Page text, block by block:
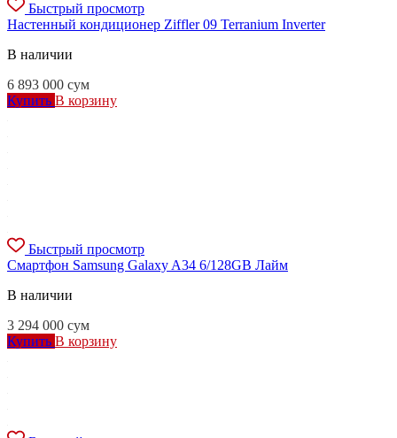
Быстрый просмотр
Настенный кондиционер Ziffler 09 Terranium Inverter
В наличии
6 893 000 сум
Купить В корзину
Быстрый просмотр
Смартфон Samsung Galaxy A34 6/128GB Лайм
В наличии
3 294 000 сум
Купить В корзину